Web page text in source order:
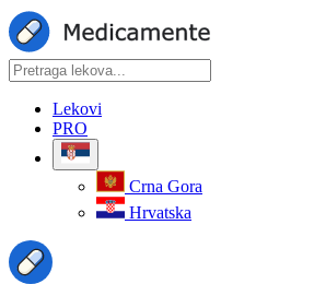
Lekovi
PRO
Crna Gora
Hrvatska